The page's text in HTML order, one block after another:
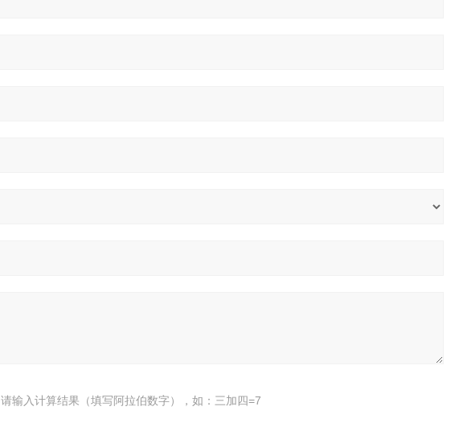
请输入计算结果（填写阿拉伯数字），如：三加四=7